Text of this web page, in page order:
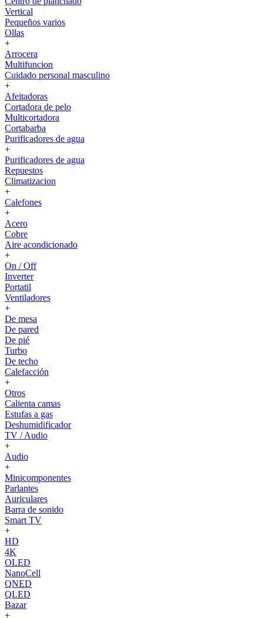
Vertical
Pequeños varios
Ollas
+
Arrocera
Multifuncion
Cuidado personal masculino
+
Afeitadoras
Cortadora de pelo
Multicortadora
Cortabarba
Purificadores de agua
+
Purificadores de agua
Repuestos
Climatizacion
+
Calefones
+
Acero
Cobre
Aire acondicionado
+
On / Off
Inverter
Portatil
Ventiladores
+
De mesa
De pared
De pié
Turbo
De techo
Calefacción
+
Otros
Calienta camas
Estufas a gas
Deshumidificador
TV / Audio
+
Audio
+
Minicomponentes
Parlantes
Auriculares
Barra de sonido
Smart TV
+
HD
4K
OLED
NanoCell
QNED
QLED
Bazar
+